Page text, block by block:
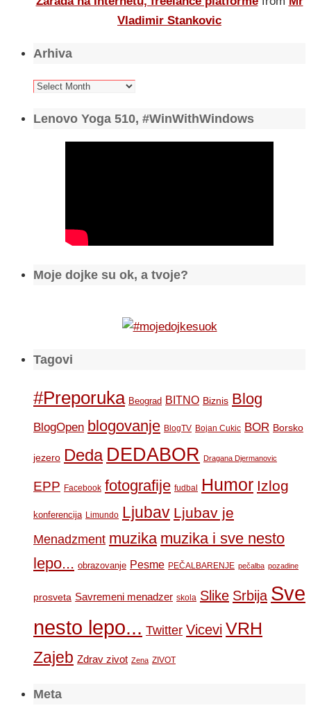
Vladimir Stankovic
Arhiva
Arhiva
Lenovo Yoga 510, #WinWithWindows
Moje dojke su ok, a tvoje?
Tagovi
#Preporuka Beograd BITNO Biznis Blog
BlogOpen blogovanje BlogTV Bojan Cukic BOR Borsko
jezero Deda DEDABOR Dragana Djermanovic
EPP Facebook fotografije fudbal Humor Izlog
konferencija Limundo Ljubav Ljubav je
Menadzment muzika muzika i sve nesto
lepo... obrazovanje Pesme PEČALBARENJE pečalba pozadine
prosveta Savremeni menadzer skola Slike Srbija Sve
nesto lepo... Twitter Vicevi VRH
Zajeb Zdrav zivot Zena ZIVOT
Meta